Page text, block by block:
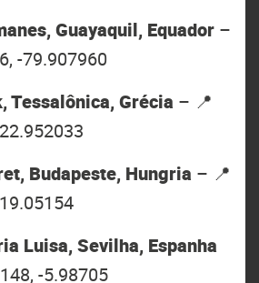
Guayaquil, Equador –
-79.907960
Tessalônica, Grécia – 📍
Budapeste, Hungria – 📍
Luisa, Sevilha, Espanha
-5.98705